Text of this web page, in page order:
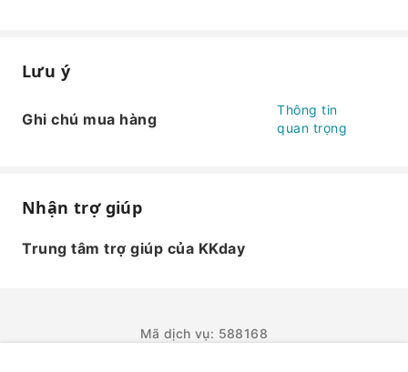
Lưu ý
Ghi chú mua hàng
Thông tin
quan trọng
Nhận trợ giúp
Trung tâm trợ giúp của KKday
Mã dịch vụ: 588168